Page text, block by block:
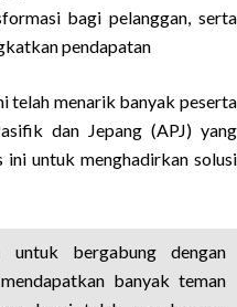
bagi pelanggan, serta
pendapatan
telah menarik banyak peserta
dan Jepang (APJ) yang
ini untuk menghadirkan solusi
untuk bergabung dengan
banyak teman